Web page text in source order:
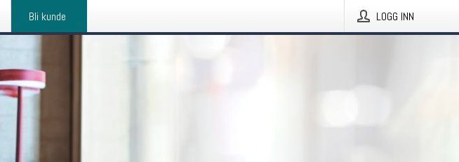
Bli kunde LOGG INN